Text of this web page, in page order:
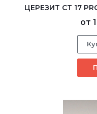
ЦЕРЕЗИТ CT 17
от